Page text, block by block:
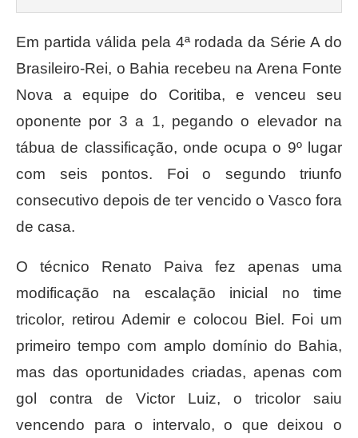
Em partida válida pela 4ª rodada da Série A do
Brasileiro-Rei, o Bahia recebeu na Arena Fonte
Nova a equipe do Coritiba, e venceu seu
oponente por 3 a 1, pegando o elevador na
tábua de classificação, onde ocupa o 9º lugar
com seis pontos. Foi o segundo triunfo
consecutivo depois de ter vencido o Vasco fora
de casa.
O técnico Renato Paiva fez apenas uma
modificação na escalação inicial no time
tricolor, retirou Ademir e colocou Biel. Foi um
primeiro tempo com amplo domínio do Bahia,
mas das oportunidades criadas, apenas com
gol contra de Victor Luiz, o tricolor saiu
vencendo para o intervalo, o que deixou o